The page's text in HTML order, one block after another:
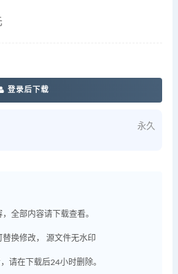
登录后下载
永久
全部内容请下载查看。
换修改， 源文件无水印
请在下载后24小时删除。